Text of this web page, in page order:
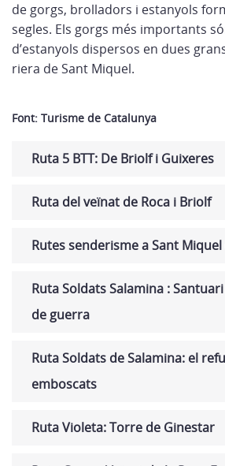
de gorgs, brolladors i estanyols
segles. Els gorgs més importants
d’estanyols dispersos en dues
riera de Sant Miquel.
Font: Turisme de Catalunya
Ruta 5 BTT: De Briolf i Guixeres
Ruta del veïnat de Roca i Briolf
Rutes senderisme a Sant
Ruta Soldats Salamina :
de guerra
Ruta Soldats de Salamina: el
emboscats
Ruta Violeta: Torre de Ginestar